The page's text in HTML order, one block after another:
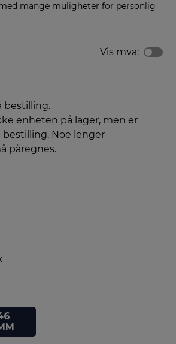
mange muligheter for personlig
Vis mva:
bestilling.
enheten på lager, men er
Noe lenger
påregnes.